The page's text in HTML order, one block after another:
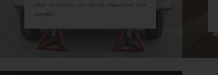
años ha reunido una de las colecciones más
complet...